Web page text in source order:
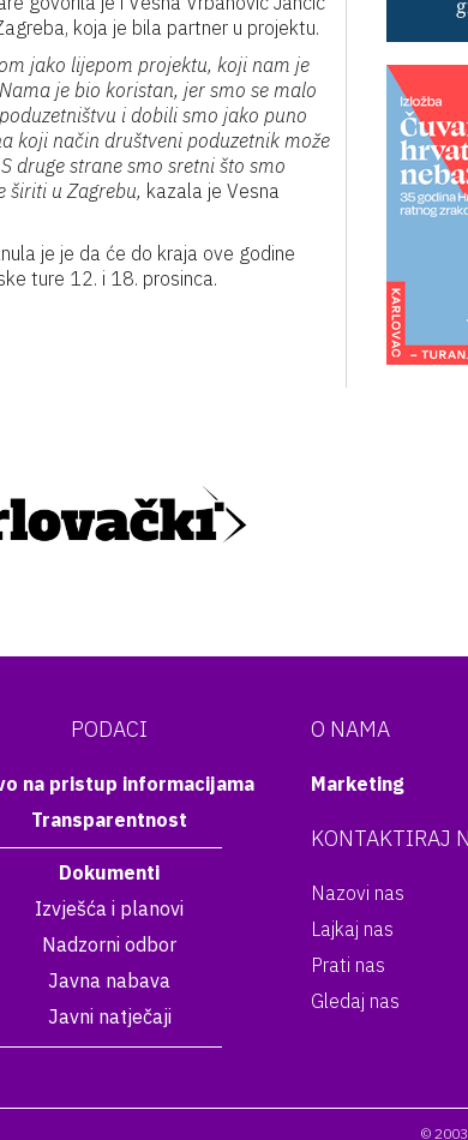
koja je bila partner u projektu.
jako lijepom projektu, koji nam je
je bio koristan, jer smo se malo
i dobili smo jako puno
koji način društveni poduzetnik može
druge strane smo sretni što smo
širiti u Zagrebu, kazala je Vesna
je je da će do kraja ove godine
ture 12. i 18. prosinca.
PODACI
na pristup informacijama
Transparentnost
Dokumenti
Izvješća i planovi
Nadzorni odbor
Javna nabava
Javni natječaji
O NAMA
Marketing
KONTAKTIRAJ
Nazovi nas
Lajkaj nas
Prati nas
Gledaj nas
©